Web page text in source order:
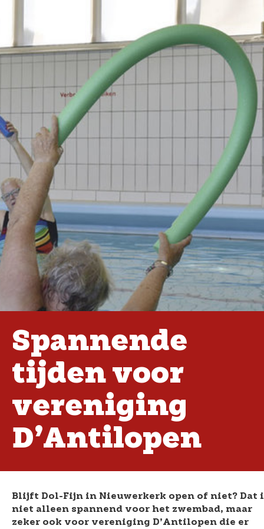
Spannende
tijden voor
vereniging
D’Antilopen
Blijft Dol-Fijn in Nieuwerkerk open of niet? Dat
niet alleen spannend voor het zwembad, maar
zeker ook voor vereniging D’Antilopen die er